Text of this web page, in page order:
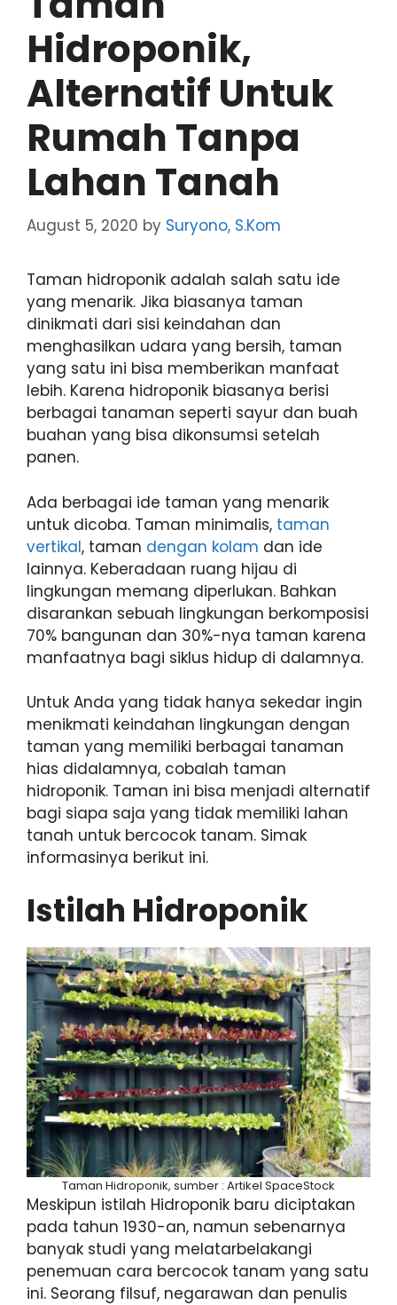
Hidroponik,
Alternatif Untuk
Rumah Tanpa
Lahan Tanah
August 5, 2020 by Suryono, S.Kom
Taman hidroponik adalah salah satu ide
yang menarik. Jika biasanya taman
dinikmati dari sisi keindahan dan
menghasilkan udara yang bersih, taman
yang satu ini bisa memberikan manfaat
lebih. Karena hidroponik biasanya berisi
berbagai tanaman seperti sayur dan buah
buahan yang bisa dikonsumsi setelah
panen.
Ada berbagai ide taman yang menarik
untuk dicoba. Taman minimalis, taman
vertikal, taman dengan kolam dan ide
lainnya. Keberadaan ruang hijau di
lingkungan memang diperlukan. Bahkan
disarankan sebuah lingkungan berkomposisi
70% bangunan dan 30%-nya taman karena
manfaatnya bagi siklus hidup di dalamnya.
Untuk Anda yang tidak hanya sekedar ingin
menikmati keindahan lingkungan dengan
taman yang memiliki berbagai tanaman
hias didalamnya, cobalah taman
hidroponik. Taman ini bisa menjadi alternatif
bagi siapa saja yang tidak memiliki lahan
tanah untuk bercocok tanam. Simak
informasinya berikut ini.
Istilah Hidroponik
Taman Hidroponik, sumber : Artikel SpaceStock
Meskipun istilah Hidroponik baru diciptakan
pada tahun 1930-an, namun sebenarnya
banyak studi yang melatarbelakangi
penemuan cara bercocok tanam yang satu
ini. Seorang filsuf, negarawan dan penulis